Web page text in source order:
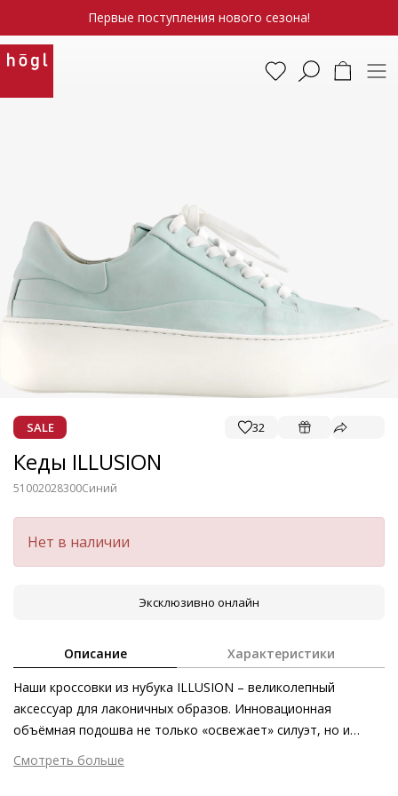
Первые поступления нового сезона!
SALE 32
Кеды ILLUSION
51002028300Синий
Нет в наличии
Эксклюзивно онлайн
Описание Характеристики
Наши кроссовки из нубука ILLUSION – великолепный
аксессуар для лаконичных образов. Инновационная
объёмная подошва не только «освежает» силуэт, но и
обеспечивает максимальный комфорт. Ещё одна причина
влюбиться в наши спортивные модели: замшевые кроссовки
Смотреть больше